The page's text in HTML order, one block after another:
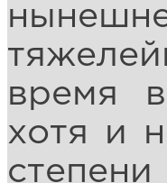
время
хотя и